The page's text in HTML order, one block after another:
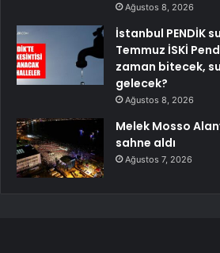
Ağustos 8, 2026
İstanbul PENDİK
Temmuz İSKİ
zaman bitecek,
gelecek?
Ağustos 8, 2026
Melek Mosso
sahne aldı
Ağustos 7, 2026